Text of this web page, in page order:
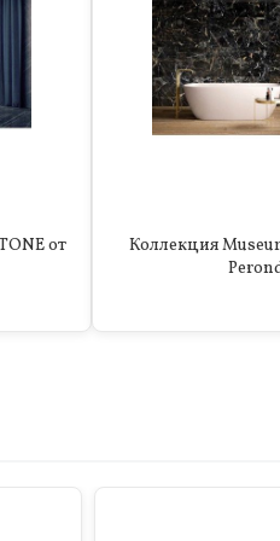
от
Коллекция